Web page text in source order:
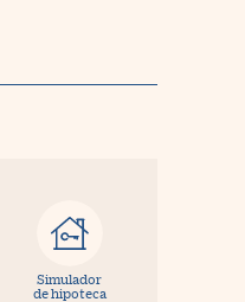
Simulador
de hipoteca